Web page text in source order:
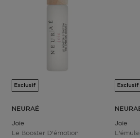
Exclusif
NEURAÉ
Joie
Le Booster D'émotion
Exclusif
Joie